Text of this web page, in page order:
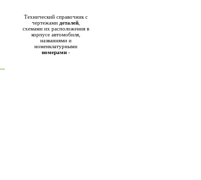
Технический справочник с
чертежами деталей,
схемами их расположения в
корпусе автомобиля,
названиями и
номенклатурными
номерами-